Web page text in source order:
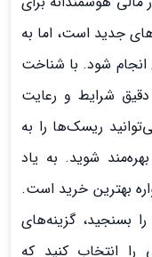
جدید است، اما به
شود. با شناخت
شرایط و رعایت
ریسک‌ها را به
شوید. به یاد
بهترین خرید است.
بسنجید، گزینه‌های
انتخاب کنید که